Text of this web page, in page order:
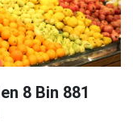
8 Bin 881